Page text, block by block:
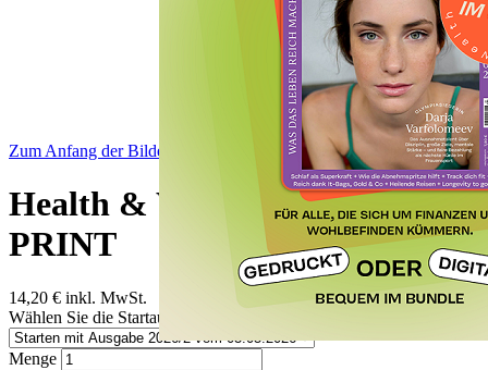
Zum Anfang der Bildergalerie springen
Health & Wealth Bundle -
PRINT
14,20 € inkl. MwSt.
Wählen Sie die Startausgabe
Menge